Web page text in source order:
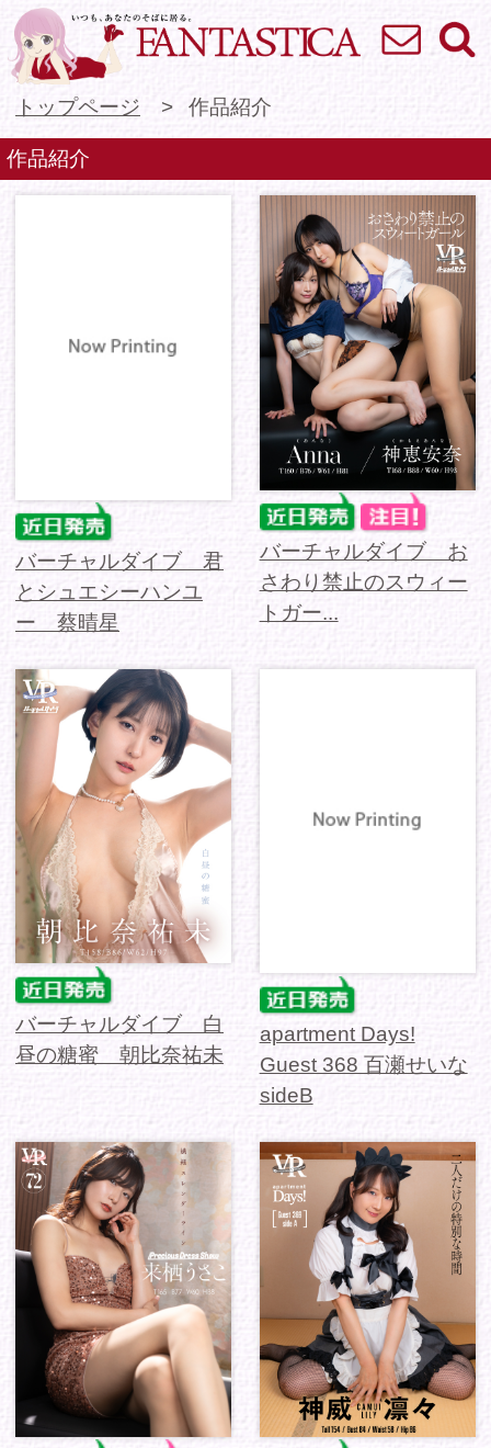
VR専門★アイド
トップページ
作品紹介
バーチャルダイブ お
さわり禁止のスウィー
バーチャルダイブ 白
昼の糖蜜 朝比奈祐未
apartment Days!
Guest 368 百瀬せいな
sideB
Precious Dress Show
apartment Days!
Guest 369 神威凛々
apartment Days!
Guest 370 雪餅羽もえ
sideA
apartment Days!
Guest 371 黒川結
sideA